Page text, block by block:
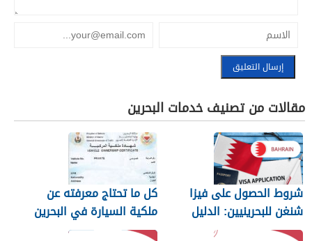
مقالات من تصنيف خدمات البحرين
شروط الحصول على فيزا
شنغن للبحرينيين: الدليل
الكامل
كل ما تحتاج معرفته عن
ملكية السيارة في البحرين